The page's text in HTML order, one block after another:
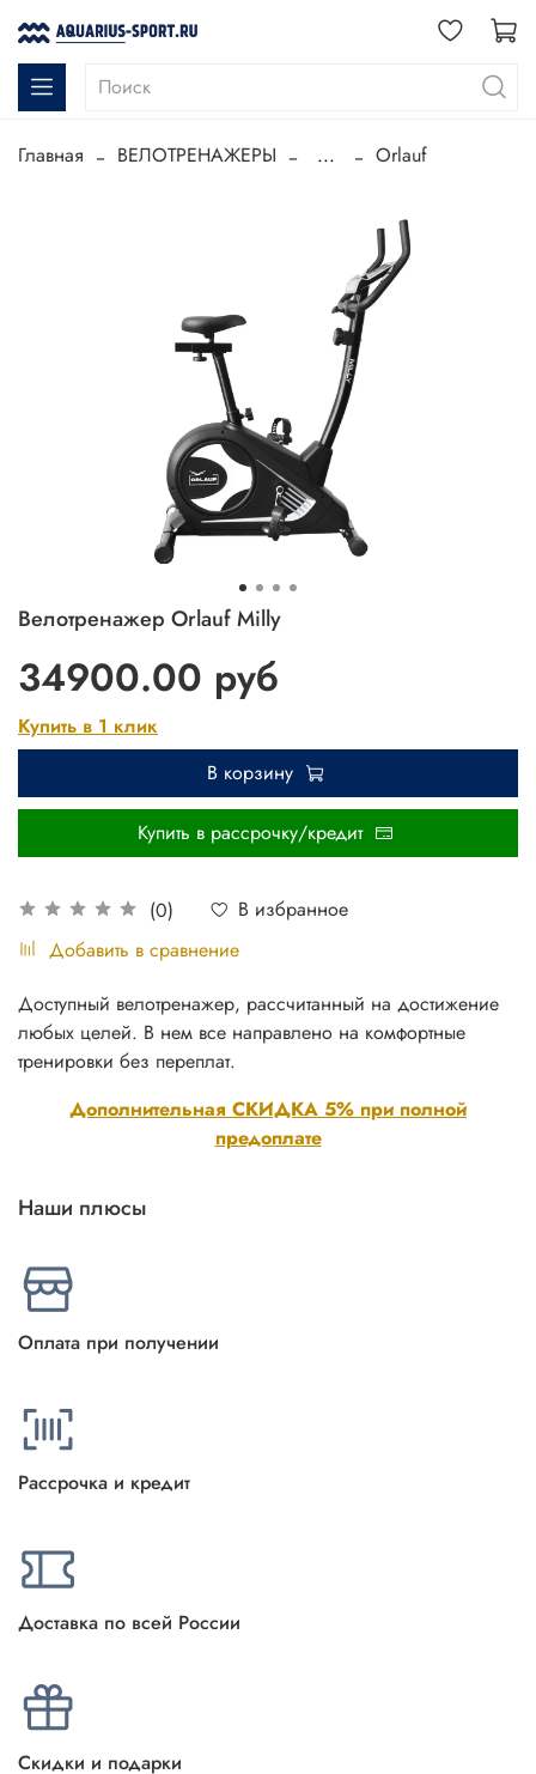
Главная ВЕЛОТРЕНАЖЕРЫ ... Orlauf
Велотренажер Orlauf Milly
(0)
В избранное
Добавить в сравнение
34900.00 руб
Купить в 1 клик
В корзину
Купить в рассрочку/кредит
Дополнительная СКИДКА 5% при полной
предоплате
Доступный велотренажер, рассчитанный на достижение
любых целей. В нем все направлено на комфортные
тренировки без переплат.
Наши плюсы
Оплата при получении
Рассрочка и кредит
Доставка по всей России
Скидки и подарки